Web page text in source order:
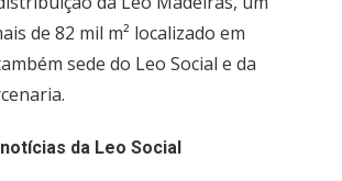
de 82 mil m² localizado em
sede do Leo Social e da
da Leo Social